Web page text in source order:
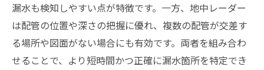
漏水も検知しやすい点が特徴です。一方、地中レーダー
は配管の位置や深さの把握に優れ、複数の配管が交差す
る場所や図面がない場合にも有効です。両者を組み合わ
せることで、より短時間かつ正確に漏水箇所を特定でき